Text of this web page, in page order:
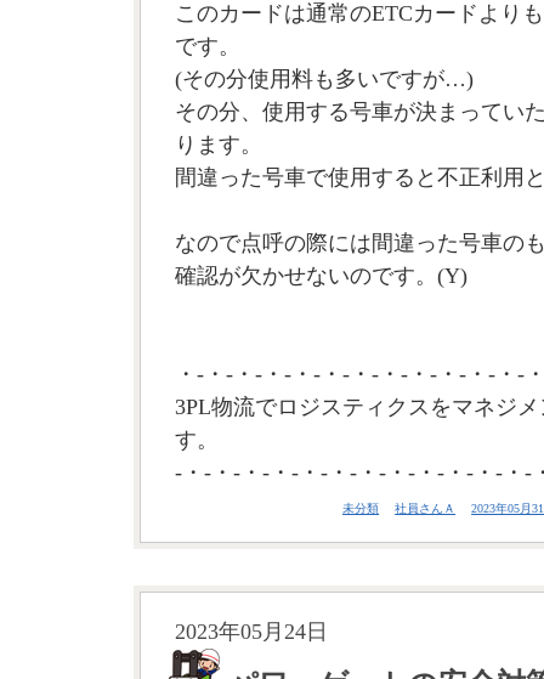
このカードは通常のETCカードより
です。
(その分使用料も多いですが…)
その分、使用する号車が決まってい
ります。
間違った号車で使用すると不正利用
なので点呼の際には間違った号車の
確認が欠かせないのです。(Y)
・-・-・-・-・-・-・-・-・-・-・-・-
3PL物流でロジスティクスをマネジ
す。
-・-・-・-・-・-・-・-・-・-・-・-・-
未分類 社員さんＡ 2023年05月
2023年05月24日